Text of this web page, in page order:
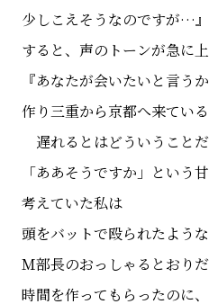
少しこえそうなのですが…』
すると、声のトーンが急に
『あなたが会いたいと言う
作り三重から京都へ来ている
遅れるとはどういうことだ
「ああそうですか」という
考えていた私は
頭をバットで殴られたよう
Ｍ部長のおっしゃるとおり
時間を作ってもらったのに、